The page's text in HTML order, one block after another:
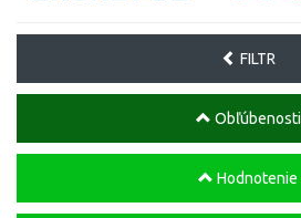
FILTR
Obľúbenosti
Hodnotenie